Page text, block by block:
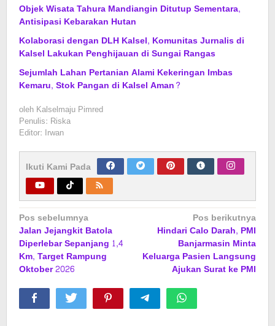
Objek Wisata Tahura Mandiangin Ditutup Sementara,
Antisipasi Kebarakan Hutan
Kolaborasi dengan DLH Kalsel, Komunitas Jurnalis di
Kalsel Lakukan Penghijauan di Sungai Rangas
Sejumlah Lahan Pertanian Alami Kekeringan Imbas
Kemaru, Stok Pangan di Kalsel Aman?
oleh Kalselmaju Pimred
Penulis: Riska
Editor: Irwan
Ikuti Kami Pada
Navigasi
pos
Pos sebelumnya
Jalan Jejangkit Batola
Diperlebar Sepanjang 1,4
Km, Target Rampung
Oktober 2026
Pos berikutnya
Hindari Calo Darah, PMI
Banjarmasin Minta
Keluarga Pasien Langsung
Ajukan Surat ke PMI